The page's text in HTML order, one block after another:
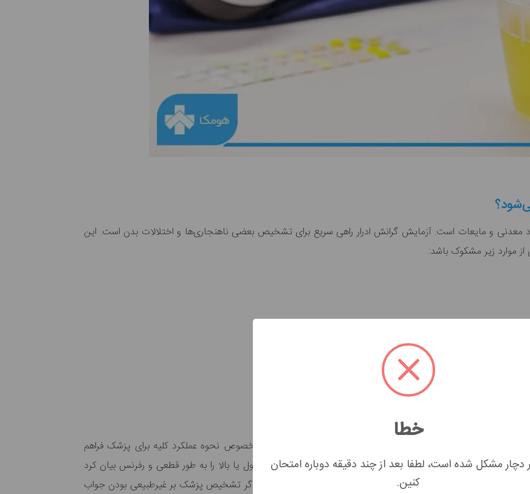
و مایعات است. آزمایش گرانش ادرار راهی سریع برای تشخیص بعضی ناهنجاری‌ها و اختلالات بدن است. این
موارد زیر مشکوک باشد:
ادرار یا گرانش ادرار تکرار شود. این کار اطلاعات کامل‌تری در خصوص نحوه عملکرد کلیه برای پزشک فراهم
آزمایش تعیین کرده‌اند، با‌این‌حال، نمی‌توان مقادیر کم، قابل قبول یا بالا را به طور قطعی و رفرنس بیان کرد
بگذارند. غلظت ادرار تنها یکی از معیارهای
است. اگر تشخیص پزشک بر غیرطبیعی بودن جواب
خطا
دچار مشکل شده است، لطفا بعد از چند دقیقه دوباره امتحان
کنین.